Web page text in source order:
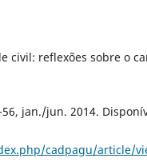
civil: reflexões sobre o
jan./jun. 2014.
cadpagu/article/